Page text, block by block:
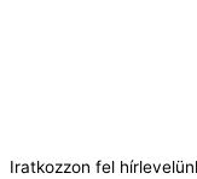
Iratkozzon fel